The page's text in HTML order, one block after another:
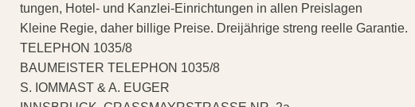
tungen, Hotel- und Kanzlei-Einrichtungen in allen Preislagen
Kleine Regie, daher billige Preise. Dreijährige streng reelle Garantie.
TELEPHON 1035/8
BAUMEISTER TELEPHON 1035/8
S. IOMMAST & A. EUGER